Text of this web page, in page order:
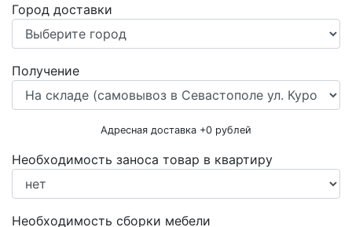
Город доставки
Получение
Адресная доставка +0 рублей
Необходимость заноса товар в квартиру
Необходимость сборки мебели